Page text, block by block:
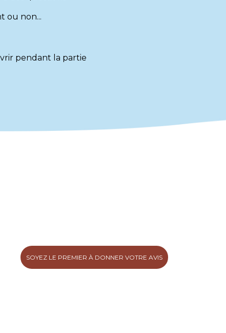
ou non...
pendant la partie
SOYEZ LE PREMIER À DONNER VOTRE AVIS